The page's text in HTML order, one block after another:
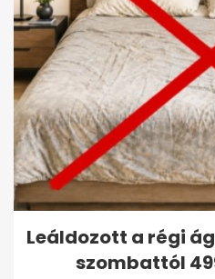
Leáldozott a régi
szombattól